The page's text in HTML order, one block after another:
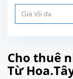
Cho thuê
Từ